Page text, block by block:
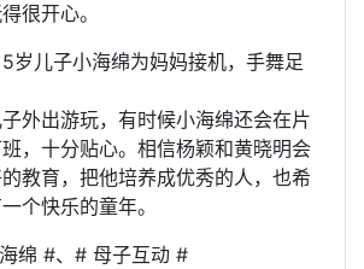
很开心。
外出游玩，有时候小海绵还会在片
，十分贴心。相信杨颖和黄晓明会
教育，把他培养成优秀的人，也希
个快乐的童年。
绵 #、# 母子互动 #